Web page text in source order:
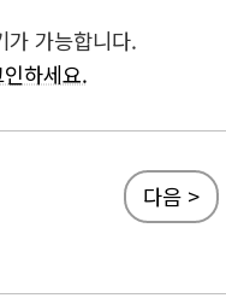
가 가능합니다.
하세요.
다음 >